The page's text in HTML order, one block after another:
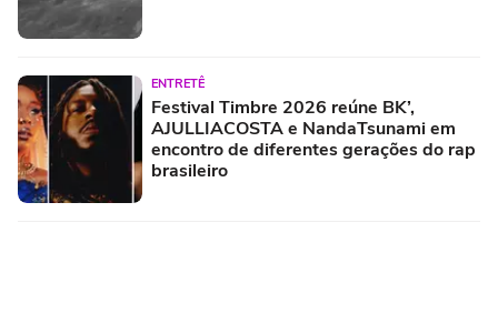
ENTRETÊ
Festival Timbre 2026 reúne BK’,
AJULLIACOSTA e NandaTsunami em
encontro de diferentes gerações do rap
brasileiro